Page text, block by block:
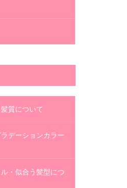
質について
デーションカラー
・似合う髪型につ